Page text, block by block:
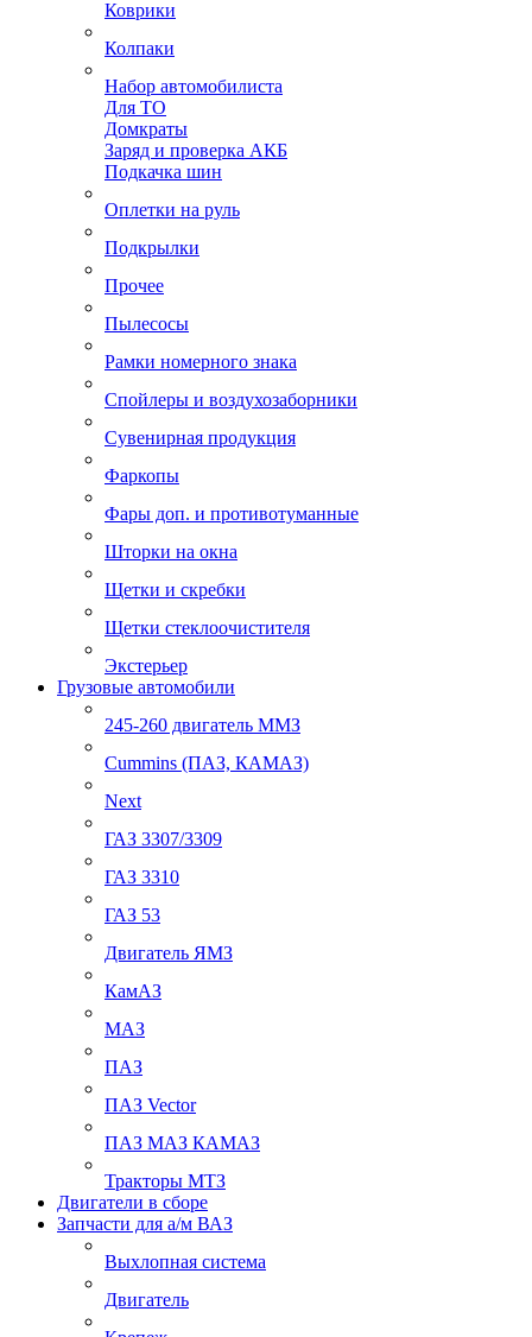
Коврики
Колпаки
Набор автомобилиста
Для ТО
Домкраты
Заряд и проверка АКБ
Подкачка шин
Оплетки на руль
Подкрылки
Прочее
Пылесосы
Рамки номерного знака
Спойлеры и воздухозаборники
Сувенирная продукция
Фаркопы
Фары доп. и противотуманные
Шторки на окна
Щетки и скребки
Щетки стеклоочистителя
Экстерьер
Грузовые автомобили
245-260 двигатель ММЗ
Cummins (ПАЗ, КАМАЗ)
Next
ГАЗ 3307/3309
ГАЗ 3310
ГАЗ 53
Двигатель ЯМЗ
КамАЗ
МАЗ
ПАЗ
ПАЗ Vector
ПАЗ МАЗ КАМАЗ
Тракторы МТЗ
Двигатели в сборе
Запчасти для а/м ВАЗ
Выхлопная система
Двигатель